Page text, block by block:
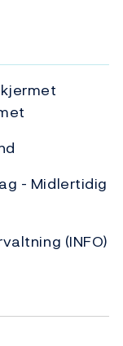
- Midlertidig
(INFO)